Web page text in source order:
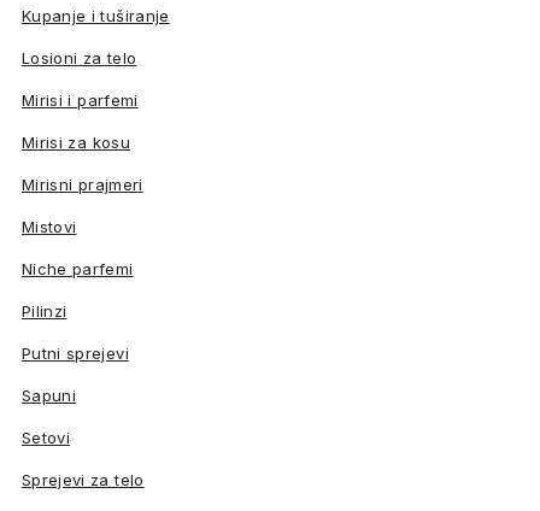
Kupanje i tuširanje
Losioni za telo
Mirisi i parfemi
Mirisi za kosu
Mirisni prajmeri
Mistovi
Niche parfemi
Pilinzi
Putni sprejevi
Sapuni
Setovi
Sprejevi za telo